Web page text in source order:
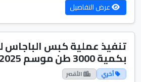
عرض التفاصيل
تنفيذ عملية كبس
بكمية 3000 طن موسم 2026/2025
أخري الأقصر